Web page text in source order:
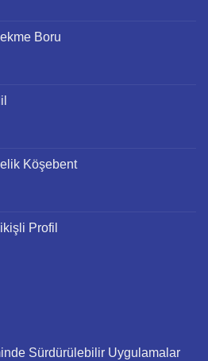
Boru
Köşebent
Profil
Sürdürülebilir Uygulamalar